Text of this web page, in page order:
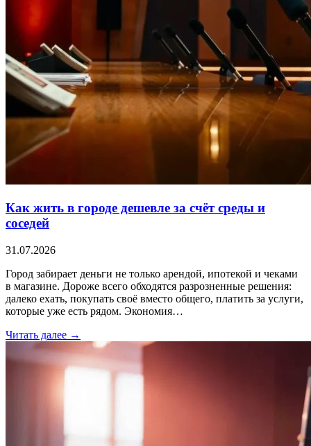
Как жить в городе дешевле за счёт среды и
соседей
31.07.2026
Город забирает деньги не только арендой, ипотекой и чеками
в магазине. Дороже всего обходятся разрозненные решения:
далеко ехать, покупать своё вместо общего, платить за услуги,
которые уже есть рядом. Экономия…
Читать далее →